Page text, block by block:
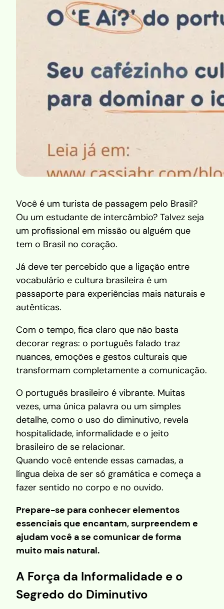
Você é um turista de passagem pelo Brasil?
Ou um estudante de intercâmbio? Talvez seja
um profissional em missão ou alguém que
tem o Brasil no coração.
Já deve ter percebido que a ligação entre
vocabulário e cultura brasileira é um
passaporte para experiências mais naturais e
autênticas.
Com o tempo, fica claro que não basta
decorar regras: o português falado traz
nuances, emoções e gestos culturais que
transformam completamente a comunicação.
O português brasileiro é vibrante. Muitas
vezes, uma única palavra ou um simples
detalhe, como o uso do diminutivo, revela
hospitalidade, informalidade e o jeito
brasileiro de se relacionar.
Quando você entende essas camadas, a
língua deixa de ser só gramática e começa a
fazer sentido no corpo e no ouvido.
Prepare-se para conhecer elementos
essenciais que encantam, surpreendem e
ajudam você a se comunicar de forma
muito mais natural.
A Força da Informalidade e o
Segredo do Diminutivo